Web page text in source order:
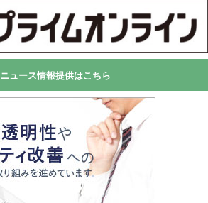
ニュース情報提供はこちら